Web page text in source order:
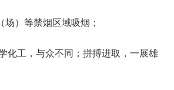
）等禁烟区域吸烟；
化工，与众不同；拼搏进取，一展雄